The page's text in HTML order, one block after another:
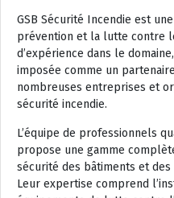
GSB Sécurité Incendie est
prévention et la lutte contre
d’expérience dans le
imposée comme un
nombreuses entreprises et
sécurité incendie.
L’équipe de professionnels
propose une gamme
sécurité des bâtiments et des
Leur expertise comprend